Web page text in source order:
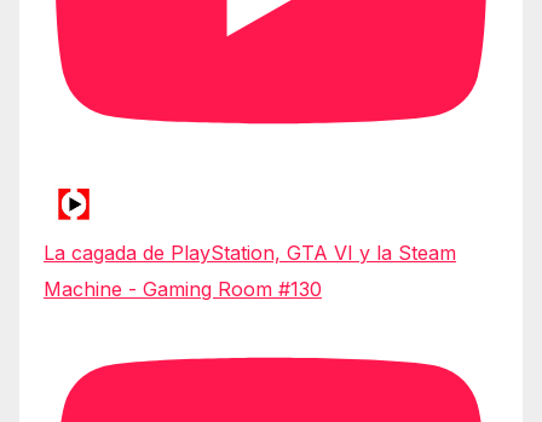
La cagada de PlayStation, GTA VI y la Steam
Machine - Gaming Room #130